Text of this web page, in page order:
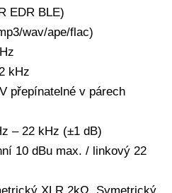
EDR BLE)
wav/ape/flac)
kHz
přepínatelné v párech
– 22 kHz (±1 dB)
10 dBu max. / linkový 22
XLR 2kΩ, Symetrický